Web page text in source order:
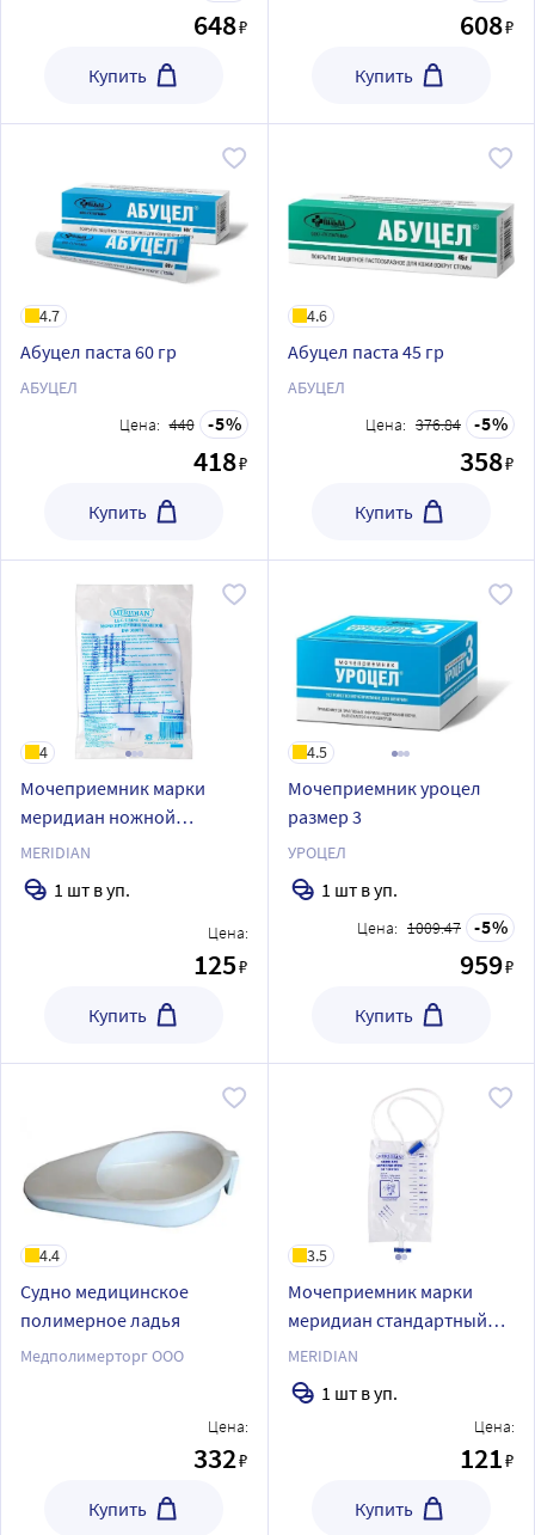
648₽
Купить
608₽
Купить
4.7
Абуцел паста 60 гр
АБУЦЕЛ
Цена: 440 5
418₽
Купить
4.6
Абуцел паста 45 гр
АБУЦЕЛ
Цена: 376.84 5
358₽
Купить
4
Мочеприемник марки
меридиан ножной
dw310075 750 мл
MERIDIAN
1 шт в уп.
Цена:
125₽
Купить
4.5
Мочеприемник уроцел
размер 3
УРОЦЕЛ
1 шт в уп.
Цена: 1009.47 5
959₽
Купить
4.4
Судно медицинское
полимерное ладья
Медполимерторг ООО
Цена:
332₽
Купить
3.5
Мочеприемник марки
меридиан стандартный
st1300201 2000 мл
MERIDIAN
1 шт в уп.
Цена:
121₽
Купить